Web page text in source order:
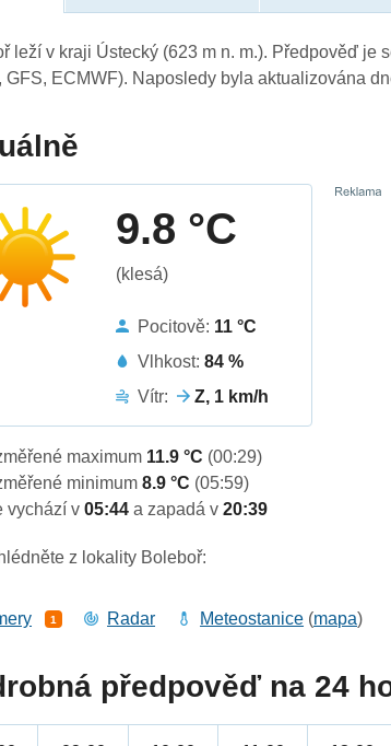
leží v kraji Ústecký (623 m n. m.). Předpověď je
GFS, ECMWF). Naposledy byla aktualizována
9.8 °C
(klesá)
Pocitově: 11 °C
Vlhkost:84 %
Vítr:
Z, 1 km/h
maximum 11.9 °C (00:29)
minimum8.9 °C (05:59)
vychází v05:44a zapadá v20:39
z lokality Boleboř:
1 Radar Meteostanice (mapa)
předpověď na 24